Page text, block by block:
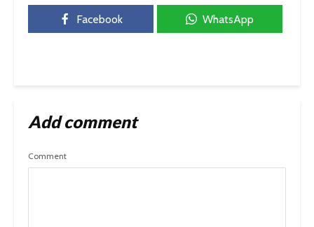
Facebook WhatsApp
Add comment
Comment